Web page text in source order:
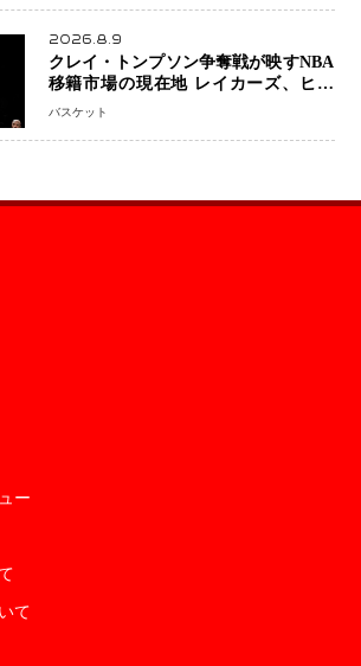
2026.8.9
クレイ・トンプソン争奪戦が映すNBA
移籍市場の現在地 レイカーズ、ヒー
トが注目する36歳の名シューターをマ
バスケット
ー
て